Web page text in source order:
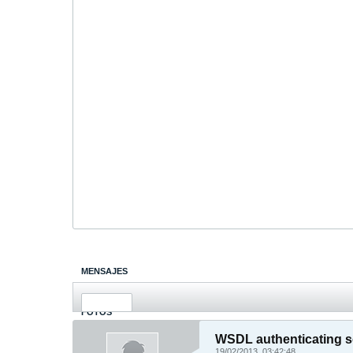
MENSAJES
ÚLTIMA ACTIVIDAD
FOTOS
WSDL authenticating